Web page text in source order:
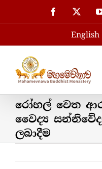
to
Facebook
English
රෝහල් වෙත
වෛද්‍ය
ලබාදීම